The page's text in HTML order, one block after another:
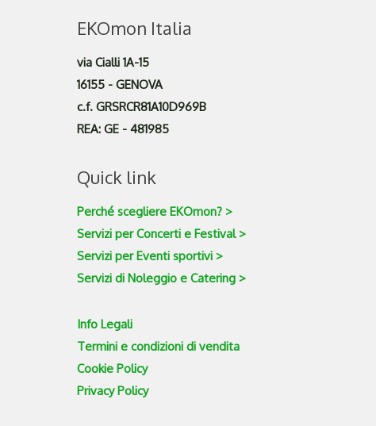
EKOmon Italia
via Cialli 1A-15
16155 - GENOVA
c.f. GRSRCR81A10D969B
REA: GE - 481985
Quick link
Perché scegliere EKOmon? >
Servizi per Concerti e Festival >
Servizi per Eventi sportivi >
Servizi di Noleggio e Catering >
Info Legali
Termini e condizioni di vendita
Cookie Policy
Privacy Policy